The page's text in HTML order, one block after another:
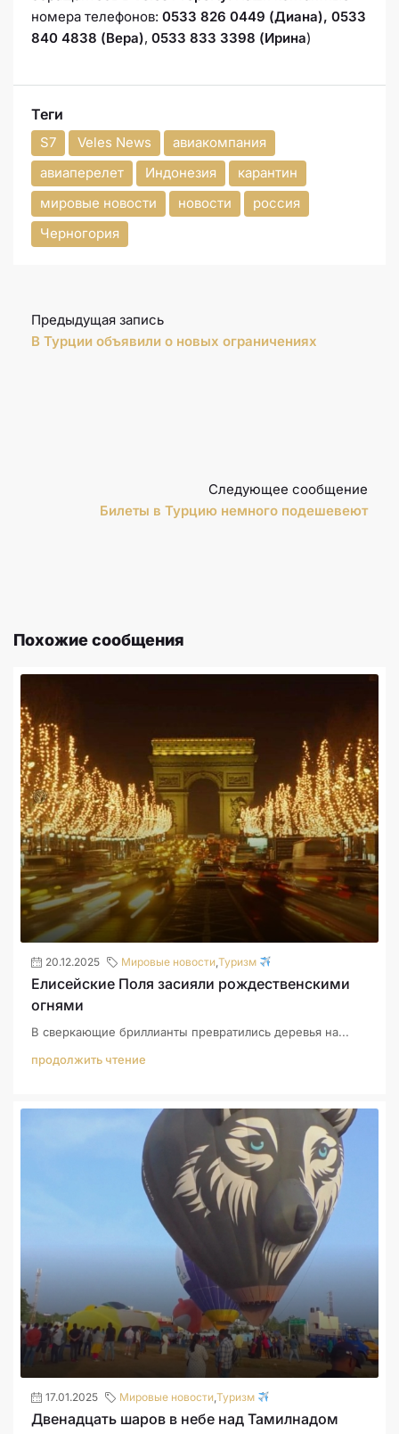
номера телефонов: 0533 826 0449 (Диана), 0533
840 4838 (Вера), 0533 833 3398 (Ирина)
Теги
S7 Veles News
авиакомпания
авиаперелет
Индонезия
карантин
мировые новости
новости
россия
Черногория
Предыдущая запись
В Турции объявили о новых ограничениях
Следующее сообщение
Билеты в Турцию немного подешевеют
Похожие сообщения
20.12.2025 Мировые новости,Туризм
Елисейские Поля засияли рождественскими
огнями
В сверкающие бриллианты превратились деревья на...
продолжить чтение
17.01.2025 Мировые новости Туризм
Двенадцать шаров в небе над Тамилнадом